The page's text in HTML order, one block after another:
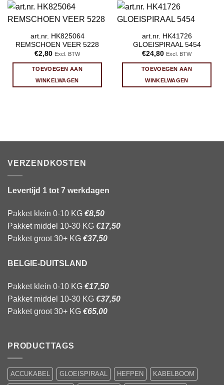
art.nr. HK825064
REMSCHOEN VEER 5228
€2,80 Excl. BTW
TOEVOEGEN AAN
WINKELWAGEN
art.nr. HK41726
GLOEISPIRAAL 5454
€24,80 Excl. BTW
TOEVOEGEN AAN
WINKELWAGEN
VERZENDKOSTEN
Levertijd 1 tot 7 werkdagen
Pakket klein 0-10 KG €8,50
Pakket middel 10-30 KG €17,50
Pakket groot 30+ KG €37,50
BELGIE-DUITSLAND
Pakket klein 0-10 KG €17,50
Pakket middel 10-30 KG €37,50
Pakket groot 30+ KG €65,00
PRODUCTTAGS
ACCUKABEL GLOEISPIRAAL HEFPEN KABELBOOM